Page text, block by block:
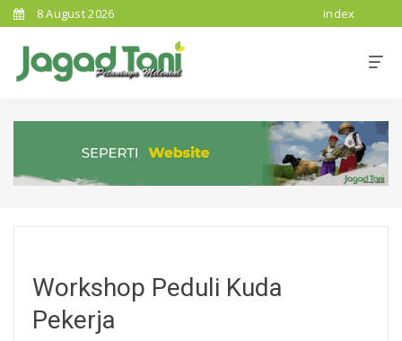
8 August 2026 index
Workshop Peduli Kuda
Pekerja